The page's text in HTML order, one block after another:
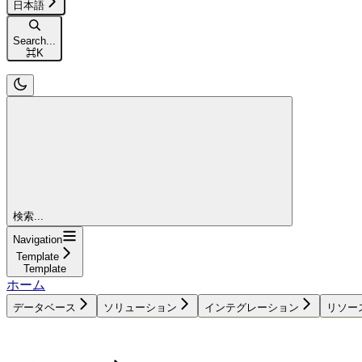
日本語
Search...
⌘K
検索...
Navigation
Template
Template
ホーム
データベース ソリューション インテグレーション リソー